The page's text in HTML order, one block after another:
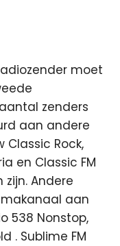
moet
zenders
aan andere
Classic Rock,
en Classic FM
Andere
aan
538 Nonstop,
. Sublime FM